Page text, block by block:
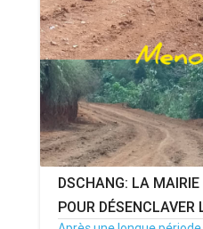
DSCHANG: LA
POUR DÉSENCLAVER